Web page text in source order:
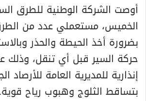
أوصت الشركة الوطنية للطرق
الخميس، مستعملي عدد من
بضرورة أخذ الحيطة والحذر
حركة السير قبل أي تنقل،
إنذارية للمديرية العامة للأرصاد
بتساقط الثلوج وهبوب رياح قوية.